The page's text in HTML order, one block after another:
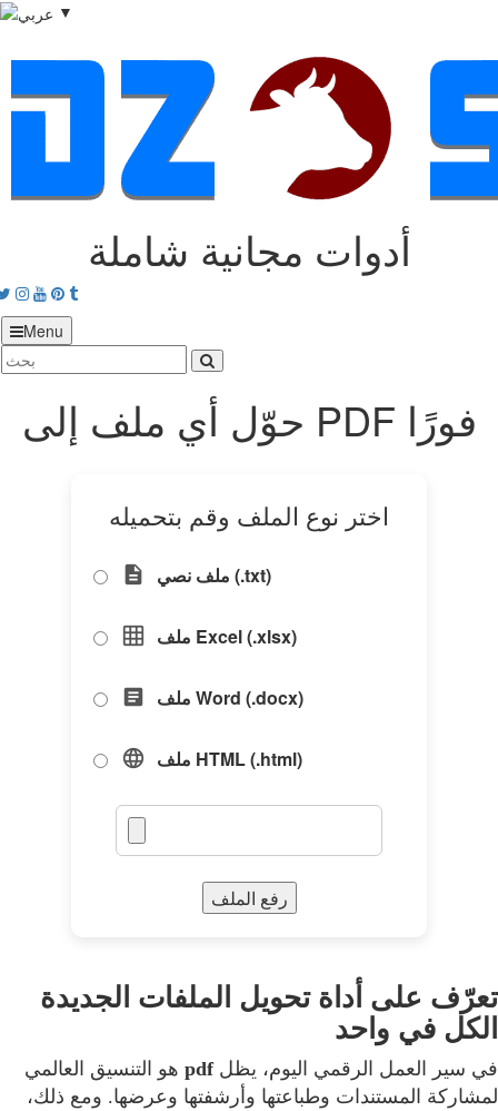
▼
أدوات مجانية شاملة
Twitter
Instagram
Youtube
Pinterest
tumblr
Menu
حوّل أي ملف إلى PDF فورًا
اختر نوع الملف وقم بتحميله
description ملف نصي (.txt)
grid_on ملف Excel (.xlsx)
article ملف Word (.docx)
language ملف HTML (.html)
رفع الملف
تعرّف على أداة تحويل الملفات الجديدة
الكل في واحد
في سير العمل الرقمي اليوم، يظلpdf هو التنسيق العالمي
لمشاركة المستندات وطباعتها وأرشفتها وعرضها. ومع ذلك،